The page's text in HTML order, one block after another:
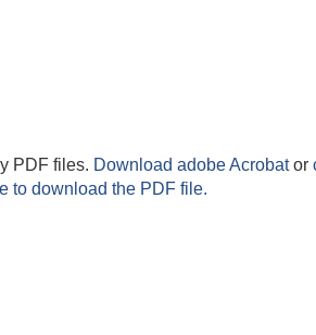
PDF files. Download adobe Acrobator
to download the PDF file.